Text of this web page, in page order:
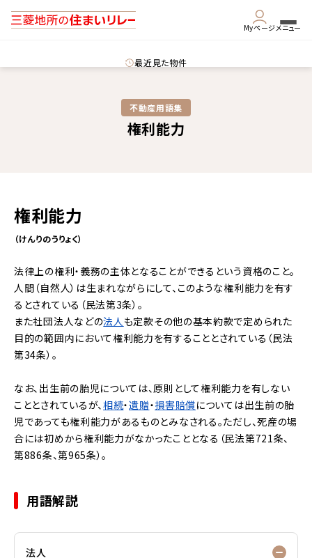
Myページメニュー
最近見た物件
不動産用語集​
権利能力
権利能力
（けんりのうりょく）
法律上の権利・義務の主体となることができるという資格のこと。
人間（自然人）は生まれながらにして、このような権利能力を有す
るとされている（民法第3条）。
また社団法人などの法人も定款その他の基本約款で定められた
目的の範囲内において権利能力を有することとされている（民法
第34条）。
なお、出生前の胎児については、原則として権利能力を有しない
こととされているが、相続・遺贈・損害賠償については出生前の胎
児であっても権利能力があるものとみなされる。ただし、死産の場
合には初めから権利能力がなかったこととなる（民法第721条、
第886条、第965条）。
用語解説
法人